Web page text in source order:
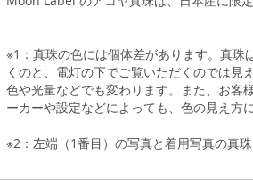
※1：真珠の色には個体差があります。真珠
くのと、電灯の下でご覧いただくのでは見
色や光量などでも変わります。また、お客
ーカーや設定などによっても、色の見え方
※2：左端（1番目）の写真と着用写真の真珠